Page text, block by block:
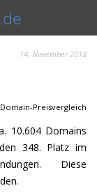
14. November 2018
Preisvergleich
10.604 Domains
348. Platz im
Diese